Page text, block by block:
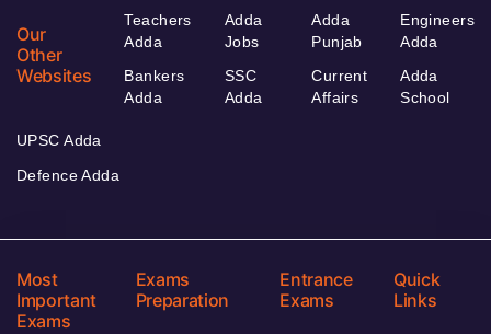
Our
Other
Websites
Teachers
Adda
Bankers
Adda
Adda
Jobs
SSC
Adda
Adda
Punjab
Current
Affairs
Engineers
Adda
Adda
School
UPSC Adda
Defence Adda
Most
Important
Exams
Exams
Preparation
Entrance
Exams
Quick
Links